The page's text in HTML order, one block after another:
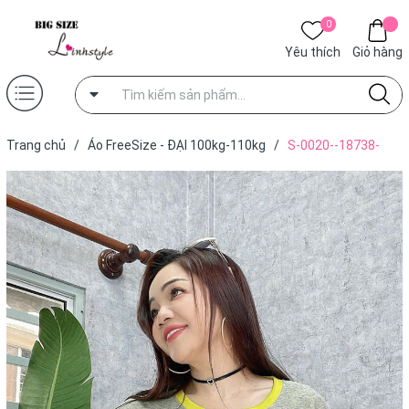
0
Yêu thích Giỏ hàng
Trang chủ / Áo FreeSize - ĐẠI 100kg-110kg /
S-0020--18738-